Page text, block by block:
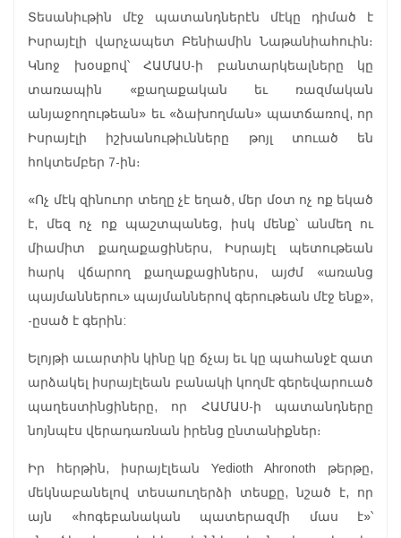
Տեսանիւթին մէջ պատանդներէն մէկը դիմած է
Իսրայէլի վարչապետ Բենիամին Նաթանիահուին։
Կնոջ խօսքով՝ ՀԱՄԱՍ-ի բանտարկեալները կը
տառապին «քաղաքական եւ ռազմական
անյաջողութեան» եւ «ձախողման» պատճառով, որ
Իսրայէլի իշխանութիւնները թոյլ տուած են
հոկտեմբեր 7-ին։
«Ոչ մէկ զինուոր տեղը չէ եղած, մեր մօտ ոչ ոք եկած
է, մեզ ոչ ոք պաշտպանեց, իսկ մենք՝ անմեղ ու
միամիտ քաղաքացիներս, Իսրայէլ պետութեան
հարկ վճարող քաղաքացիներս, այժմ «առանց
պայմաններու» պայմաններով գերութեան մէջ ենք»,
-ըսած է գերին:
Ելոյթի աւարտին կինը կը ճչայ եւ կը պահանջէ զատ
արձակել իսրայէլեան բանակի կողմէ գերեվարուած
պաղեստինցիները, որ ՀԱՄԱՍ-ի պատանդները
նոյնպէս վերադառնան իրենց ընտանիքներ։
Իր հերթին, իսրայէլեան Yedioth Ahronoth թերթը,
մեկնաբանելով տեսաուղերձի տեսքը, նշած է, որ
այն «հոգեբանական պատերազմի մաս է»՝